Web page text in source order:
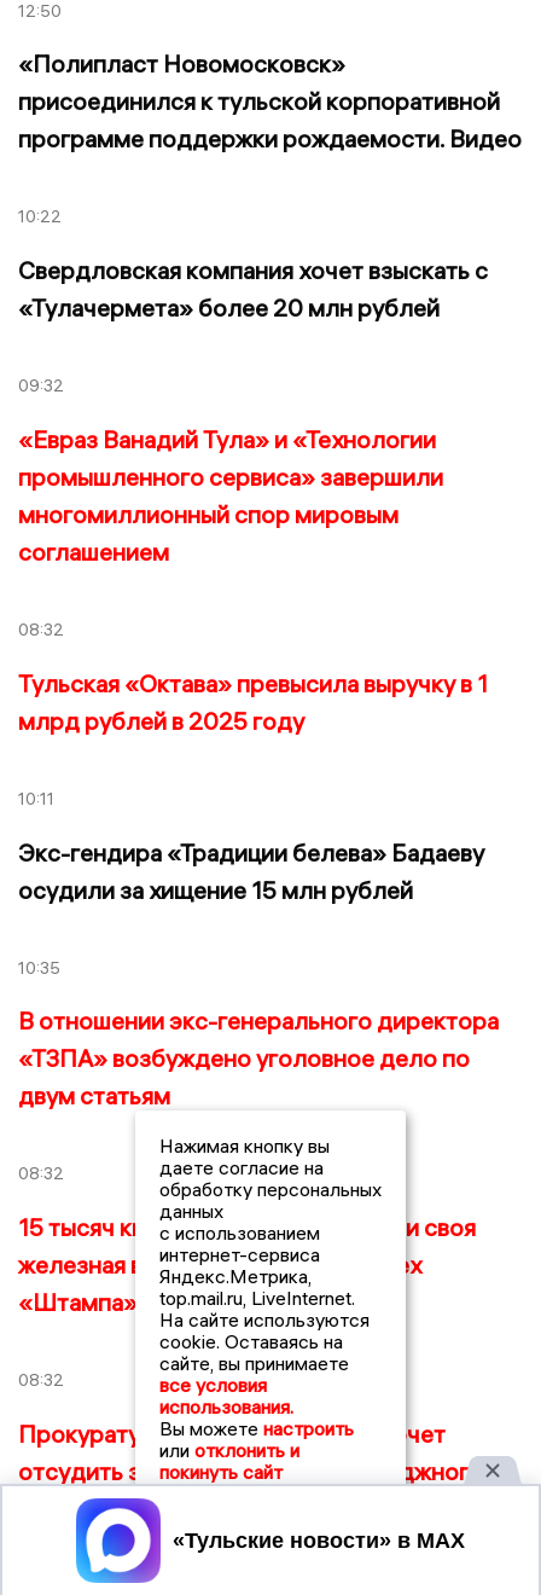
12:50
«Полипласт Новомосковск»
присоединился к тульской корпоративной
программе поддержки рождаемости. Видео
10:22
Свердловская компания хочет взыскать с
«Тулачермета» более 20 млн рублей
09:32
«Евраз Ванадий Тула» и «Технологии
промышленного сервиса» завершили
многомиллионный спор мировым
соглашением
08:32
Тульская «Октава» превысила выручку в 1
млрд рублей в 2025 году
10:11
Экс-гендира «Традиции белева» Бадаеву
осудили за хищение 15 млн рублей
10:35
В отношении экс-генерального директора
«ТЗПА» возбуждено уголовное дело по
двум статьям
08:32
15 тысяч квадратов производства и своя
железная ветка: в Туле продают цех
«Штампа» за 70 млн
08:32
Прокуратура Тульской области хочет
отсудить землю у элитного коттеджного
поселка «Капитан»
Нажимая кнопку вы
даете согласие на
обработку персональных
данных
с использованием
интернет-сервиса
Яндекс.Метрика,
top.mail.ru, LiveInternet.
На сайте используются
cookie. Оставаясь на
сайте, вы принимаете
все условия
использования.
Вы можете настроить
или отклонить и
покинуть сайт
Принять